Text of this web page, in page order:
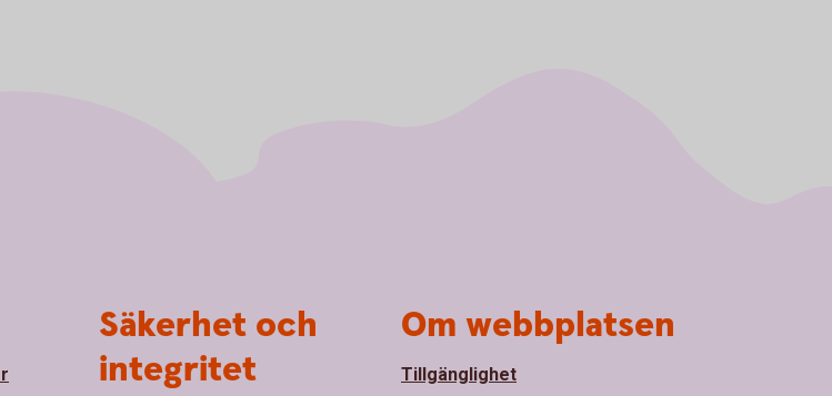
Säkerhet och
integritet
Om webbplatsen
Tillgänglighet